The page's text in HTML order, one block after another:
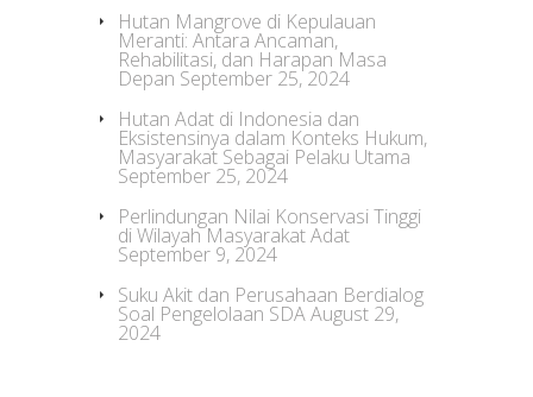
Hutan Mangrove di Kepulauan
Meranti: Antara Ancaman,
Rehabilitasi, dan Harapan Masa
Depan September 25, 2024
Hutan Adat di Indonesia dan
Eksistensinya dalam Konteks Hukum,
Masyarakat Sebagai Pelaku Utama
September 25, 2024
Perlindungan Nilai Konservasi Tinggi
di Wilayah Masyarakat Adat
September 9, 2024
Suku Akit dan Perusahaan Berdialog
Soal Pengelolaan SDAAugust 29,
2024